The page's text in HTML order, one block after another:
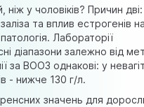
у чоловіків? Причин дві:
та вплив естрогенів
Лабораторії
діапазони залежно від
за ВООЗ однакові: у
- нижче 130 г/л.
значень для